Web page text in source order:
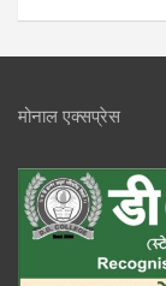
मोनाल एक्सप्रेस